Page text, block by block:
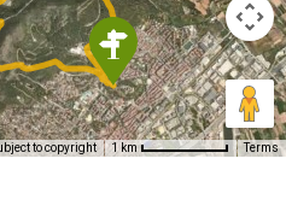
to copyright 1 km Terms